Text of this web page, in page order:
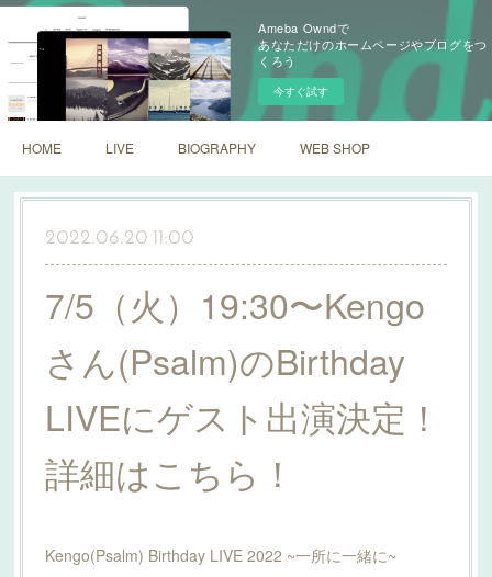
Ameba Owndで
あなただけのホームページやブログをつ
くろう
今すぐ試す
HOME LIVE BIOGRAPHY WEB SHOP
2022.06.20 11:00
7/5（火）19:30〜Kengo
さん(Psalm)のBirthday
LIVEにゲスト出演決定！
詳細はこちら！
Kengo(Psalm) Birthday LIVE 2022 ~一所に一緒に~